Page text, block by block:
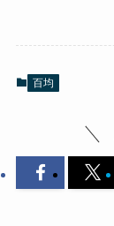
百均